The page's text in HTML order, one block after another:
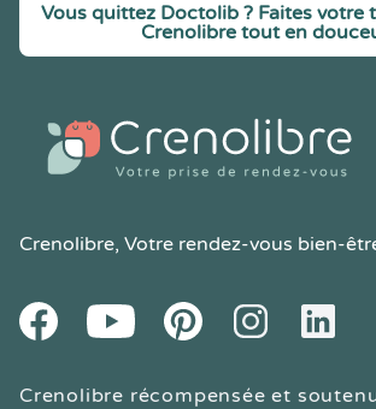
Vous quittez Doctolib ? Faites votre
Crenolibre tout en
Crenolibre, Votre rendez-vous bien-
FacebookYoutube PinteresetInstagramLinkedIn
Crenolibre récompensée et